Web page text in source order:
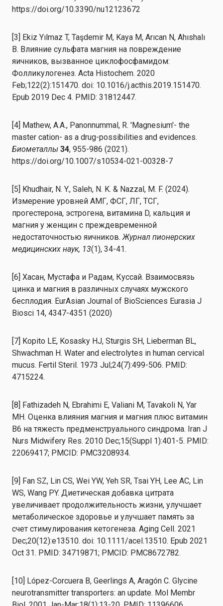
https://doi.org/10.3390/nu12123672
[3] Ekiz Yılmaz T, Taşdemir M, Kaya M, Arıcan N, Ahıshalı
B. Влияние сульфата магния на повреждение
яичников, вызванное циклофосфамидом:
Фолликулогенез. Acta Histochem. 2020
Feb;122(2):151470. doi: 10.1016/j.acthis.2019.151470.
Epub 2019 Dec 4. PMID: 31812447.
[4] Mathew, A.A., Panonnummal, R. 'Magnesium'- the
master cation- as a drug-possibilities and evidences.
Биометаллы 34, 955-986 (2021).
https://doi.org/10.1007/s10534-021-00328-7
[5] Khudhair, N. Y., Saleh, N. K. & Nazzal, M. F. (2024).
Измерение уровней АМГ, ФСГ, ЛГ, ТСГ,
прогестерона, эстрогена, витамина D, кальция и
магния у женщин с преждевременной
недостаточностью яичников.Журнал пионерских
медицинских наук, 13(1), 34-41.
[6] Хасан, Мустафа и Радам, Куссай. Взаимосвязь
цинка и магния в различных случаях мужского
бесплодия. EurAsian Journal of BioSciences Eurasia J
Biosci 14, 4347-4351 (2020)
[7] Kopito LE, Kosasky HJ, Sturgis SH, Lieberman BL,
Shwachman H. Water and electrolytes in human cervical
mucus. Fertil Steril. 1973 Jul;24(7):499-506. PMID:
4715224.
[8] Fathizadeh N, Ebrahimi E, Valiani M, Tavakoli N, Yar
MH. Оценка влияния магния и магния плюс витамин
B6 на тяжесть предменструального синдрома. Iran J
Nurs Midwifery Res. 2010 Dec;15(Suppl 1):401-5. PMID:
22069417; PMCID: PMC3208934.
[9] Fan SZ, Lin CS, Wei YW, Yeh SR, Tsai YH, Lee AC, Lin
WS, Wang PY. Диетическая добавка цитрата
увеличивает продолжительность жизни, улучшает
метаболическое здоровье и улучшает память за
счет стимулирования кетогенеза. Aging Cell. 2021
Dec;20(12):e13510. doi: 10.1111/acel.13510. Epub 2021
Oct 31. PMID: 34719871; PMCID: PMC8672782.
[10] López-Corcuera B, Geerlings A, Aragón C. Glycine
neurotransmitter transporters: an update. Mol Membr